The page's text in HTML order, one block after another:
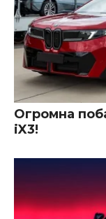
Огромна
iX3!